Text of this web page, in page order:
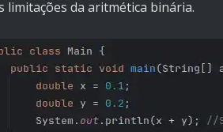
limitações da aritmética binária.